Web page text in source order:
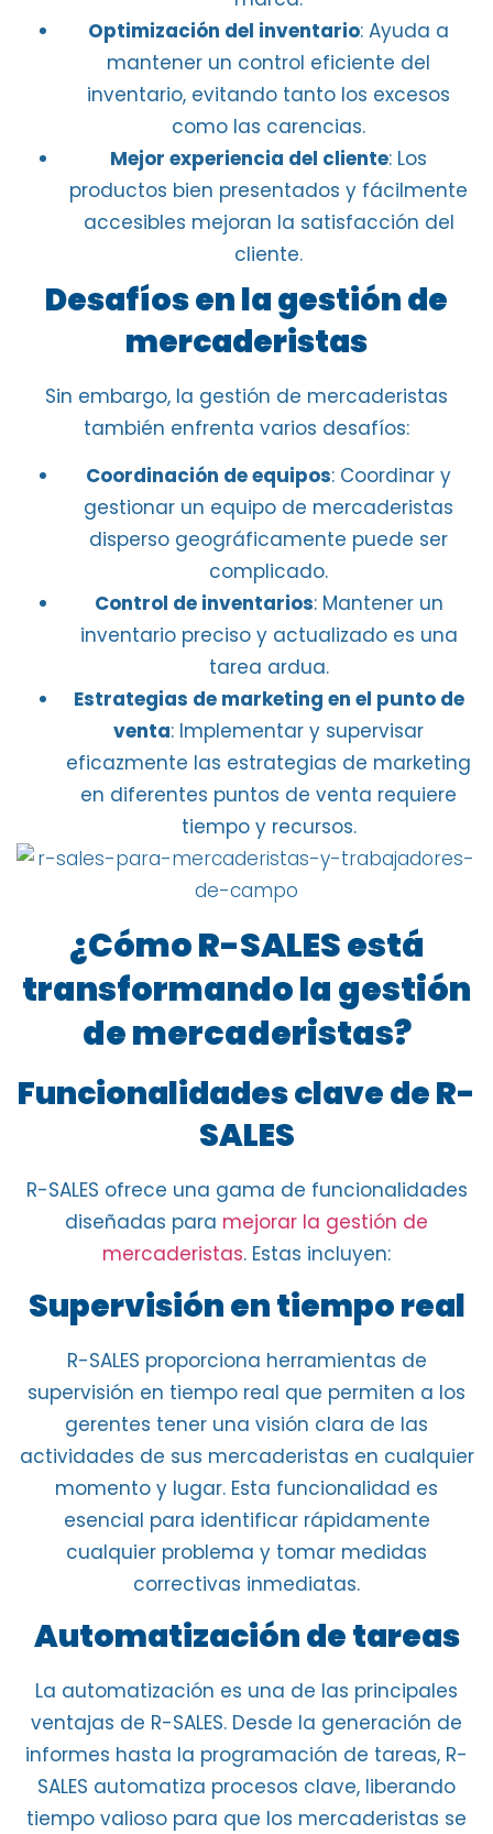
Optimización del inventario: Ayuda a
mantener un control eficiente del
inventario, evitando tanto los excesos
como las carencias.
Mejor experiencia del cliente: Los
productos bien presentados y fácilmente
accesibles mejoran la satisfacción del
cliente.
Desafíos en la gestión de
mercaderistas
Sin embargo, la gestión de mercaderistas
también enfrenta varios desafíos:
Coordinación de equipos: Coordinar y
gestionar un equipo de mercaderistas
disperso geográficamente puede ser
complicado.
Control de inventarios: Mantener un
inventario preciso y actualizado es una
tarea ardua.
Estrategias de marketing en el punto de
venta: Implementar y supervisar
eficazmente las estrategias de marketing
en diferentes puntos de venta requiere
tiempo y recursos.
¿Cómo R-SALES está
transformando la gestión
de mercaderistas?
Funcionalidades clave de R-
SALES
R-SALES ofrece una gama de funcionalidades
diseñadas para mejorar la gestión de
mercaderistas. Estas incluyen:
Supervisión en tiempo real
R-SALES proporciona herramientas de
supervisión en tiempo real que permiten a los
gerentes tener una visión clara de las
actividades de sus mercaderistas en cualquier
momento y lugar. Esta funcionalidad es
esencial para identificar rápidamente
cualquier problema y tomar medidas
correctivas inmediatas.
Automatización de tareas
La automatización es una de las principales
ventajas de R-SALES. Desde la generación de
informes hasta la programación de tareas, R-
SALES automatiza procesos clave, liberando
tiempo valioso para que los mercaderistas se